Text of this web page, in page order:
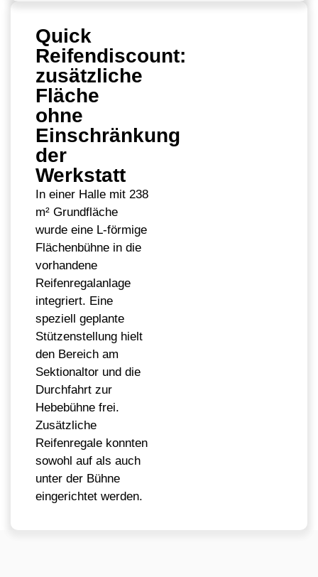
Quick
Reifendiscount:
zusätzliche
Fläche
ohne
Einschränkung
der
Werkstatt
In einer Halle mit 238
m² Grundfläche
wurde eine L-förmige
Flächenbühne in die
vorhandene
Reifenregalanlage
integriert. Eine
speziell geplante
Stützenstellung hielt
den Bereich am
Sektionaltor und die
Durchfahrt zur
Hebebühne frei.
Zusätzliche
Reifenregale konnten
sowohl auf als auch
unter der Bühne
eingerichtet werden.